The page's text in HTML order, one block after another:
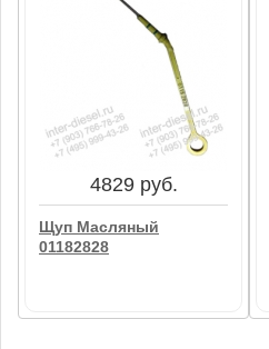
9570 руб.
Патрубок 04254330
В корзину
4829 руб.
Щуп Масляный
01182828